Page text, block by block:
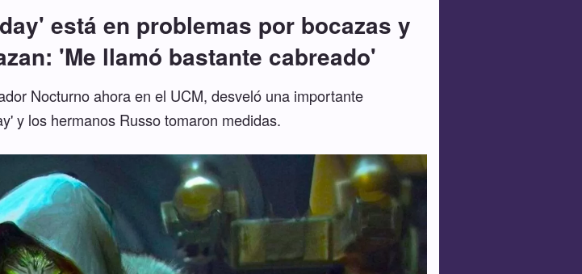
está en problemas por bocazas y
'Me llamó bastante cabreado'
Nocturno ahora en el UCM, desveló una importante
y los hermanos Russo tomaron medidas.